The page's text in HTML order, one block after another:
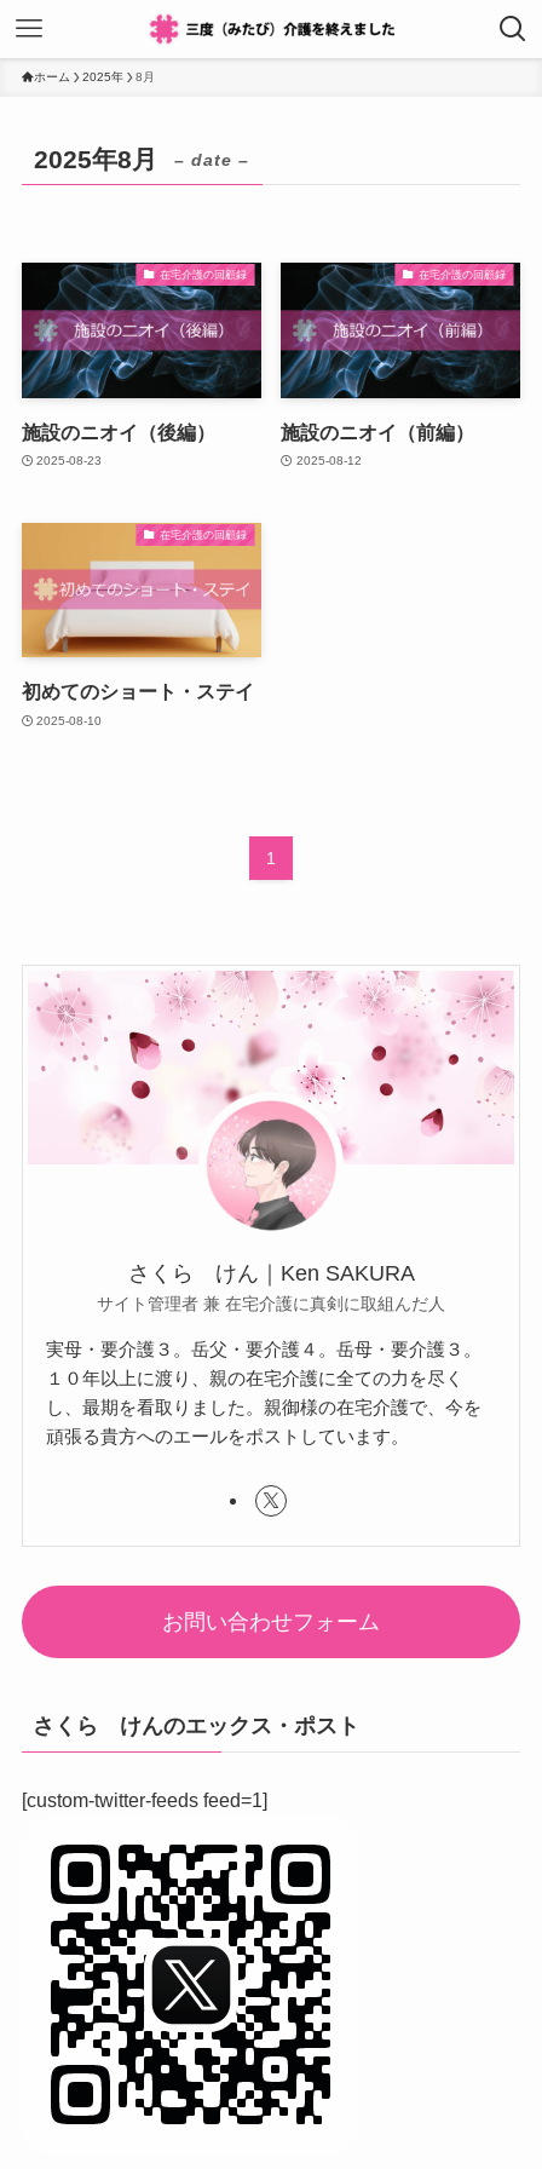
ホーム 2025年 8月
2025年8月 – date –
在宅介護の回顧録
施設のニオイ（後編）
2025-08-23
在宅介護の回顧録
施設のニオイ（前編）
2025-08-12
在宅介護の回顧録
初めてのショート・ステイ
2025-08-10
1
さくら けん｜Ken SAKURA
サイト管理者 兼 在宅介護に真剣に取組んだ人
実母・要介護３。岳父・要介護４。岳母・要介護３。
１０年以上に渡り、親の在宅介護に全ての力を尽く
し、最期を看取りました。親御様の在宅介護で、今を
頑張る貴方へのエールをポストしています。
お問い合わせフォーム
さくら けんのエックス・ポスト
[custom-twitter-feeds feed=1]